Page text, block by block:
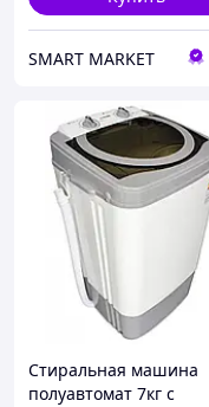
SMART MARKET
Стиральная машина
полуавтомат 7кг с